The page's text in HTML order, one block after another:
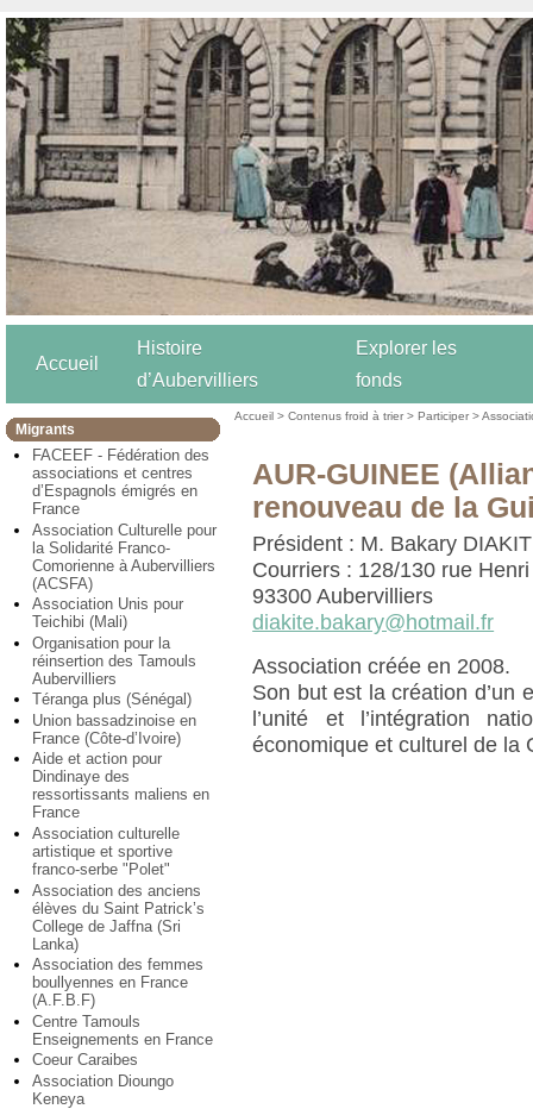
Accueil
Histoire
d’Aubervilliers
Explorer les
fonds
Migrants
FACEEF - Fédération des
associations et centres
d’Espagnols émigrés en
France
Association Culturelle pour
la Solidarité Franco-
Comorienne à Aubervilliers
(ACSFA)
Association Unis pour
Teichibi (Mali)
Organisation pour la
réinsertion des Tamouls
Aubervilliers
Téranga plus (Sénégal)
Union bassadzinoise en
France (Côte-d’Ivoire)
Aide et action pour
Dindinaye des
ressortissants maliens en
France
Association culturelle
artistique et sportive
franco-serbe "Polet"
Association des anciens
élèves du Saint Patrick’s
College de Jaffna (Sri
Lanka)
Association des femmes
boullyennes en France
(A.F.B.F)
Centre Tamouls
Enseignements en France
Coeur Caraibes
Association Dioungo
Keneya
Accueil >Contenus froid à trier >Participer >
AUR-GUINEE
renouveau de la
Président : M. Bakary
Courriers : 128/130 rue
93300 Aubervilliers
diakite.bakary@hotmail.fr
Association créée en 2008.
Son but est la création d’un
l’unité et l’intégration
économique et culturel de la